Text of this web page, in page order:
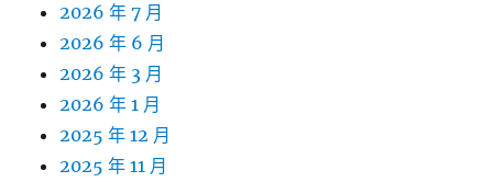
2026 年 7 月
2026 年 6 月
2026 年 3 月
2026 年 1 月
2025 年 12 月
2025 年 11 月